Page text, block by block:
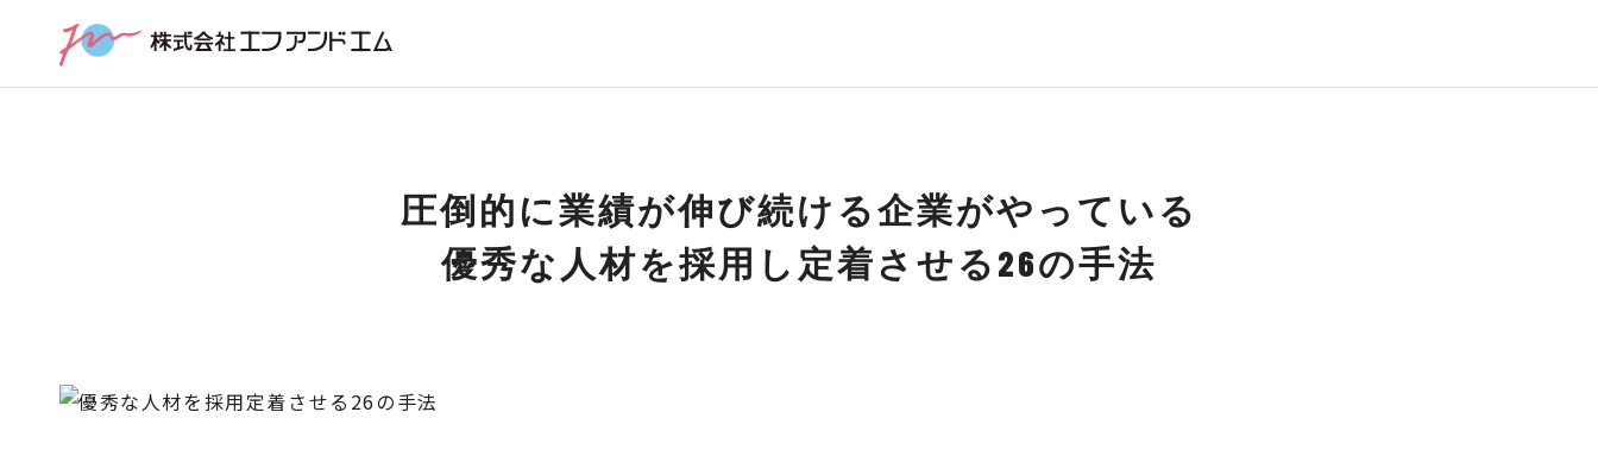
圧倒的に業績が伸び続ける企業がやっている
優秀な人材を採用し定着させる26の手法